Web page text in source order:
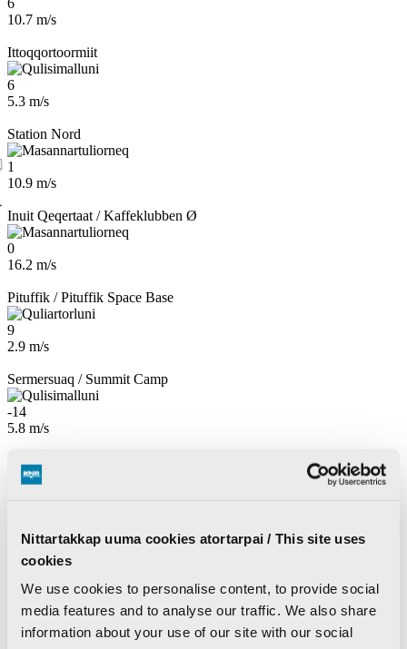
Nittartakkap uuma cookies atortarpai / This site uses
cookies
We use cookies to personalise content, to provide social
media features and to analyse our traffic. We also share
information about your use of our site with our social
6
10.7 m/s
Ittoqqortoormiit
6
5.3 m/s
Station Nord
1
10.9 m/s
Inuit Qeqertaat / Kaffeklubben Ø
0
16.2 m/s
Pituffik / Pituffik Space Base
9
2.9 m/s
Sermersuaq / Summit Camp
-14
5.8 m/s
Kalaallisut
Inuttassarsiuussat
KNR Pilerisaarivik
Ujarlerit
Nutaarsiassat